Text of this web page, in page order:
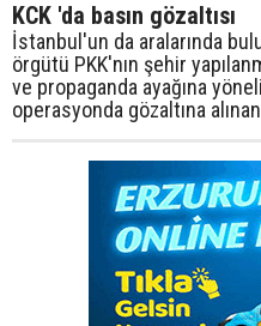
KCK 'da basın gözaltısı
İstanbul'un da aralarında
örgütü PKK'nın şehir
ve propaganda ayağına
operasyonda gözaltına